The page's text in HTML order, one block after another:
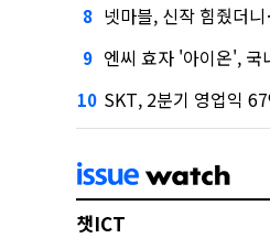
8 넷마블, 신작 힘줬더
9 엔씨 효자 '아이온', 국내 넘
10 SKT, 2분기 영업익
챗ICT